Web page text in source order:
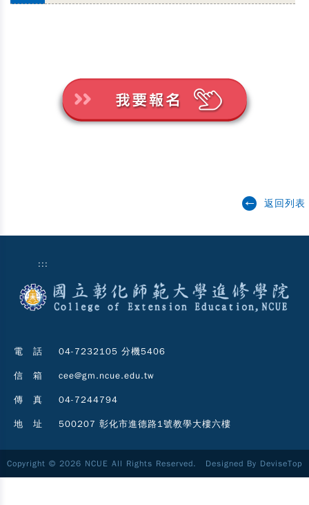
返回列表
:::
電 話 04-7232105 分機5406
信 箱 cee@gm.ncue.edu.tw
傳 真 04-7244794
地 址 500207 彰化市進德路1號教學大樓六樓
Copyright © 2026 NCUE All Rights Reserved. Designed By DeviseTop